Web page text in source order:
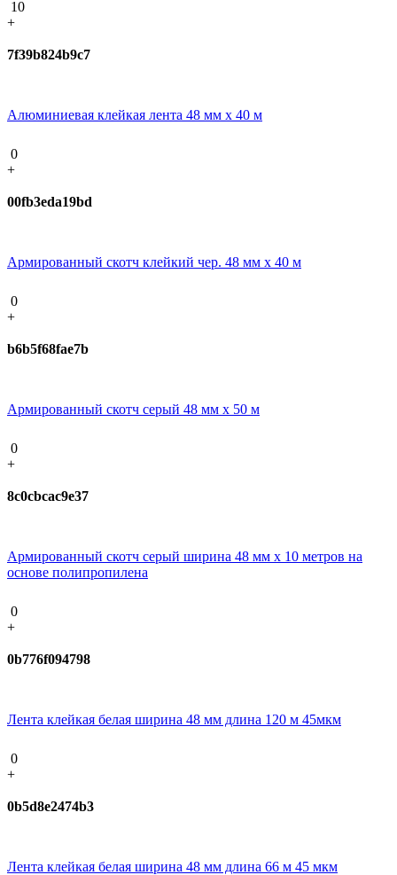
10
+
7f39b824b9c7
Алюминиевая клейкая лента 48 мм х 40 м
0
+
00fb3eda19bd
Армированный скотч клейкий чер. 48 мм х 40 м
0
+
b6b5f68fae7b
Армированный скотч серый 48 мм х 50 м
0
+
8c0cbcac9e37
Армированный скотч серый ширина 48 мм х 10 метров на
основе полипропилена
0
+
0b776f094798
Лента клейкая белая ширина 48 мм длина 120 м 45мкм
0
+
0b5d8e2474b3
Лента клейкая белая ширина 48 мм длина 66 м 45 мкм